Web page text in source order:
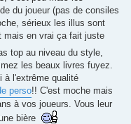
du joueur (pas de consiles
sérieux les illus sont
mais en vrai ça fait juste
top au niveau du style,
les beaux livres fuyez.
à l'extrême qualité
perso!! C'est moche mais
à vos joueurs. Vous leur
bière